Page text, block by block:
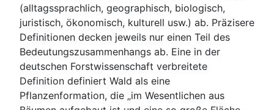
(alltagssprachlich, geographisch, biologisch,
juristisch, ökonomisch, kulturell usw.) ab. Präzisere
Definitionen decken jeweils nur einen Teil des
Bedeutungszusammenhangs ab. Eine in der
deutschen Forstwissenschaft verbreitete
Definition definiert Wald als eine
Pflanzenformation, die „im Wesentlichen aus